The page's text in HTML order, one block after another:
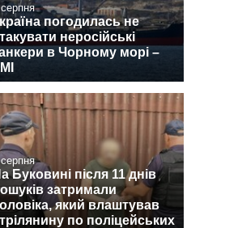
погодилась не
неросійські
в Чорному морі –
Буковині після 11 днів
затримали
який влаштував
по поліцейських